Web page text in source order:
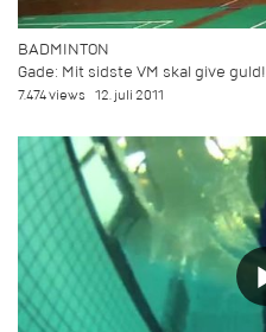
BADMINTON
Gade: Mit sidste VM skal give guld!
7.474 views 12. juli 2011